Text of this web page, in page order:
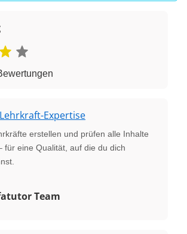
Expertise
erstellen und prüfen alle Inhalte
für eine Qualität, auf die du dich
Team